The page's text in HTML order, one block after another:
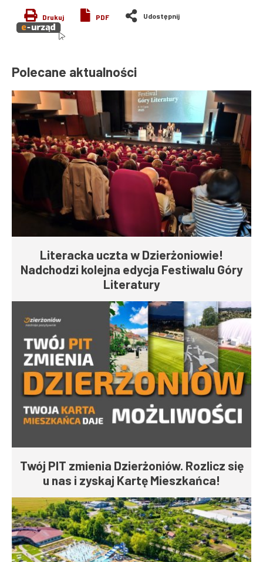
Drukuj PDF
Polecane aktualności
Literacka uczta w Dzierżoniowie!
Nadchodzi kolejna edycja Festiwalu Góry
Literatury
Twój PIT zmienia Dzierżoniów. Rozlicz się
u nas i zyskaj Kartę Mieszkańca!